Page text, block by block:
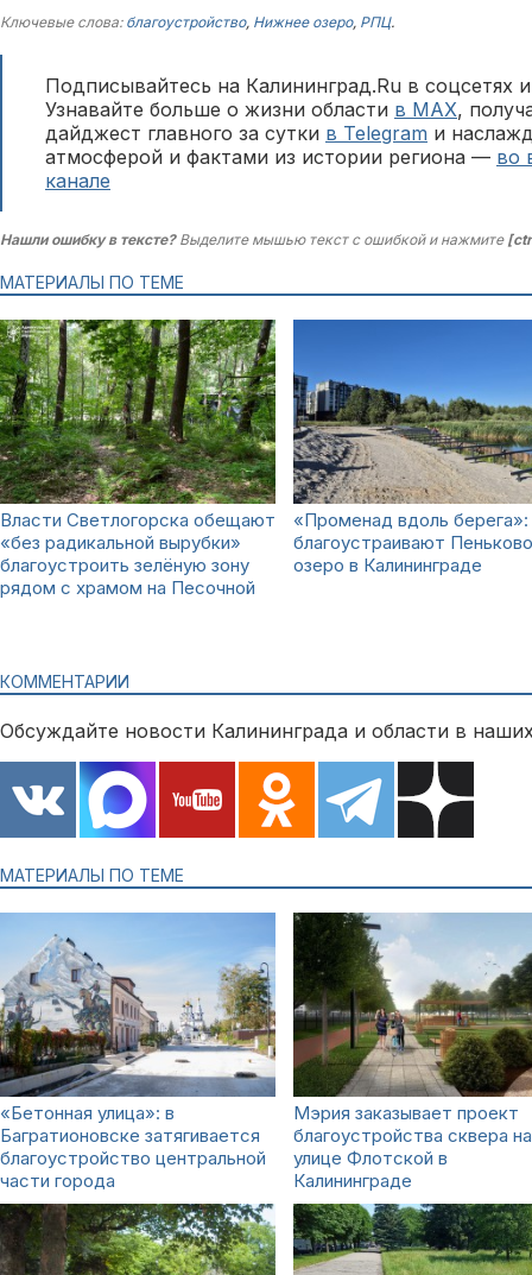
Ключевые слова: благоустройство, Нижнее озеро, РПЦ.
Подписывайтесь на Калининград.Ru в соцсетях
Узнавайте больше о жизни области в MAX,
дайджест главного за сутки в Telegram и
атмосферой и фактами из истории региона — во
канале
Нашли ошибку в тексте?Выделите мышью текст с ошибкой и нажмите
МАТЕРИАЛЫ ПО ТЕМЕ
Власти Светлогорска обещают
«без радикальной вырубки»
благоустроить зелёную зону
рядом с храмом на Песочной
«Променад вдоль берега»:
благоустраивают
озеро в Калининграде
КОММЕНТАРИИ
Обсуждайте новости Калининграда и области в
МАТЕРИАЛЫ ПО ТЕМЕ
«Бетонная улица»: в
Багратионовске затягивается
благоустройство центральной
части города
Мэрия заказывает проект
благоустройства сквера на
улице Флотской в
Калининграде